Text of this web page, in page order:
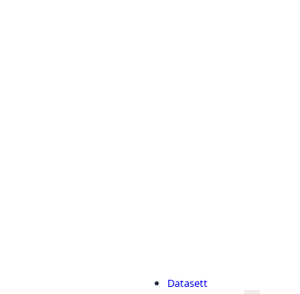
Datasett